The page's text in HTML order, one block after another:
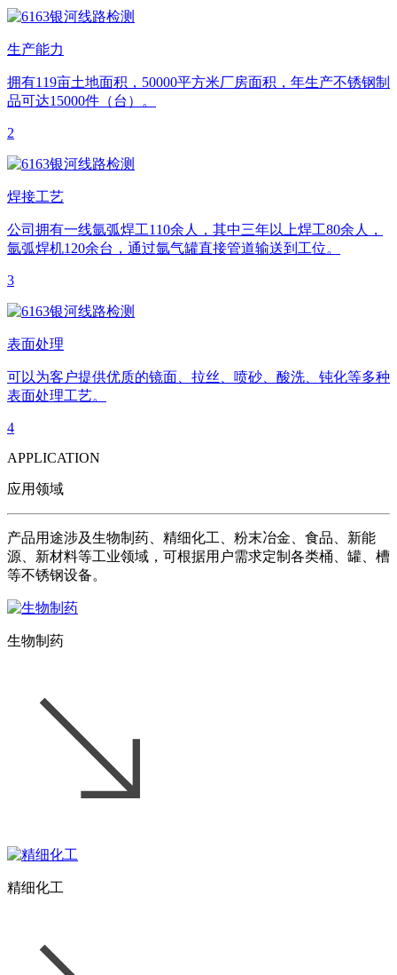
生产能力
拥有119亩土地面积，50000平方米厂房面积，年生产不锈钢制
品可达15000件（台）。
2
焊接工艺
公司拥有一线氩弧焊工110余人，其中三年以上焊工80余人，
氩弧焊机120余台，通过氩气罐直接管道输送到工位。
3
表面处理
可以为客户提供优质的镜面、拉丝、喷砂、酸洗、钝化等多种
表面处理工艺。
4
APPLICATION
应用领域
产品用途涉及生物制药、精细化工、粉末冶金、食品、新能
源、新材料等工业领域，可根据用户需求定制各类桶、罐、槽
等不锈钢设备。
生物制药
精细化工